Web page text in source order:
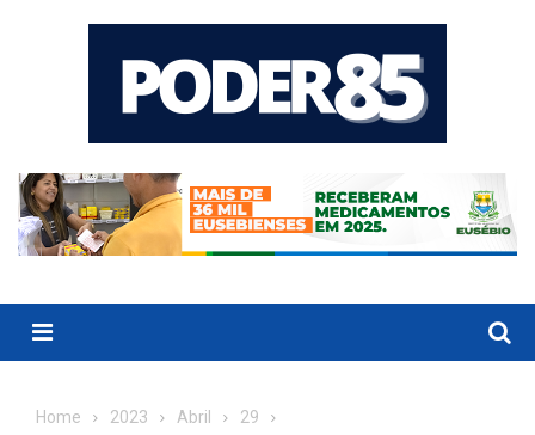
Menu
Home 2023 Abril
29